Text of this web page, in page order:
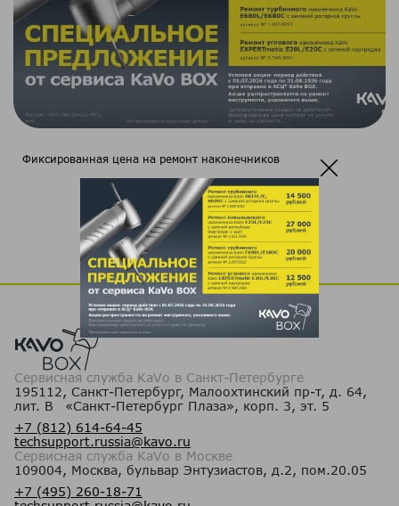
Фиксированная цена на ремонт наконечников
Сервисная служба KaVo в Санкт-Петербурге
195112, Санкт-Петербург, Малоохтинский пр-т, д. 64,
лит. В «Санкт-Петербург Плаза», корп. 3, эт. 5
+7 (812) 614-64-45
techsupport.russia@kavo.ru
Сервисная служба KaVo в Москве
109004, Москва, бульвар Энтузиастов, д.2, пом.20.05
+7 (495) 260-18-71